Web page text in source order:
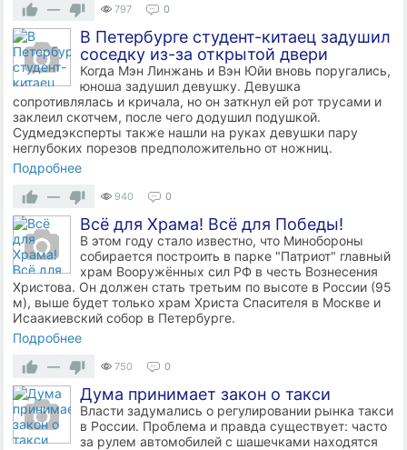
—
797 0
В Петербурге студент-китаец задушил
соседку из-за открытой двери
Когда Мэн Линжань и Вэн Юйи вновь поругались,
юноша задушил девушку. Девушка
сопротивлялась и кричала, но он заткнул ей рот трусами и
заклеил скотчем, после чего додушил подушкой.
Судмедэксперты также нашли на руках девушки пару
неглубоких порезов предположительно от ножниц.
Подробнее
—
940 0
Всё для Храма! Всё для Победы!
В этом году стало известно, что Минобороны
собирается построить в парке "Патриот" главный
храм Вооружённых сил РФ в честь Вознесения
Христова. Он должен стать третьим по высоте в России (95
м), выше будет только храм Христа Спасителя в Москве и
Исаакиевский собор в Петербурге.
Подробнее
—
750 0
Дума принимает закон о такси
Власти задумались о регулировании рынка такси
в России. Проблема и правда существует: часто
за рулем автомобилей с шашечками находятся